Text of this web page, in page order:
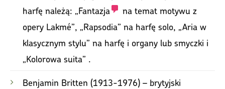
harfę należą: „Fantazja
na temat motywu z
opery Lakmé”, „Rapsodia” na harfę solo, „Aria w
klasycznym stylu” na harfę i organy lub smyczki i
„Kolorowa suita” .
Benjamin Britten (1913-1976) – brytyjski